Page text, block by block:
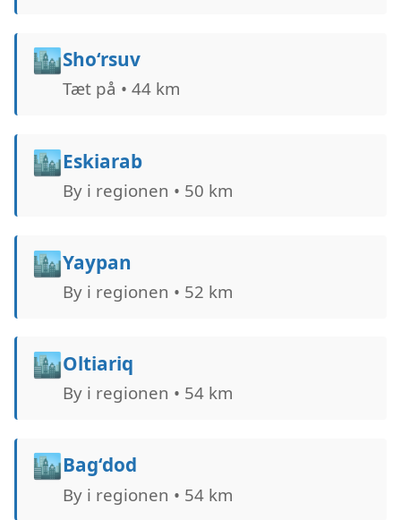
🏙️Sho‘rsuv
Tæt på • 44 km
🏙️Eskiarab
By i regionen • 50 km
🏙️Yaypan
By i regionen • 52 km
🏙️Oltiariq
By i regionen • 54 km
🏙️Bag‘dod
By i regionen • 54 km